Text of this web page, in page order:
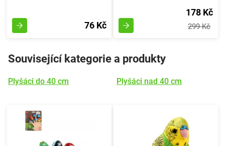
76 Kč
178 Kč
299 Kč
Související kategorie a produkty
Plyšáci do 40 cm Plyšáci nad 40 cm